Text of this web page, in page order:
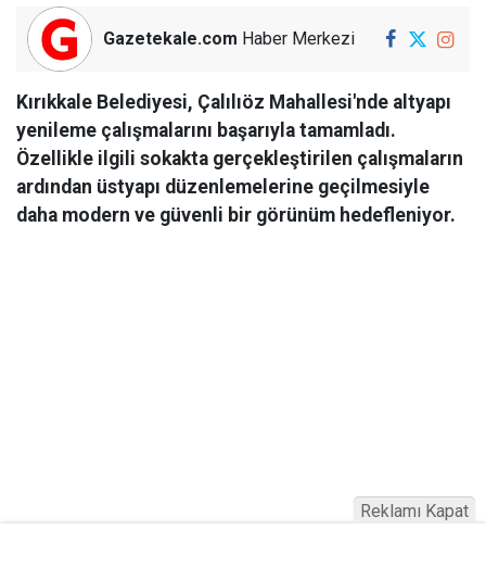
Gazetekale.com Haber Merkezi
Kırıkkale Belediyesi, Çalılıöz Mahallesi'nde altyapı
yenileme çalışmalarını başarıyla tamamladı.
Özellikle ilgili sokakta gerçekleştirilen çalışmaların
ardından üstyapı düzenlemelerine geçilmesiyle
daha modern ve güvenli bir görünüm hedefleniyor.
Reklamı Kapat